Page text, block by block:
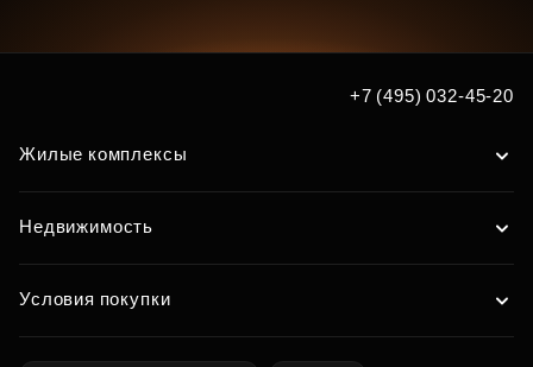
+7 (495) 032-45-20
Жилые комплексы
Недвижимость
Условия покупки